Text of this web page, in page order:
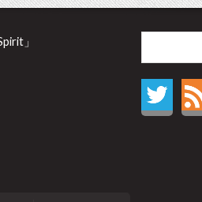
」